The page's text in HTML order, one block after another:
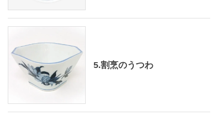
5.割烹のうつわ